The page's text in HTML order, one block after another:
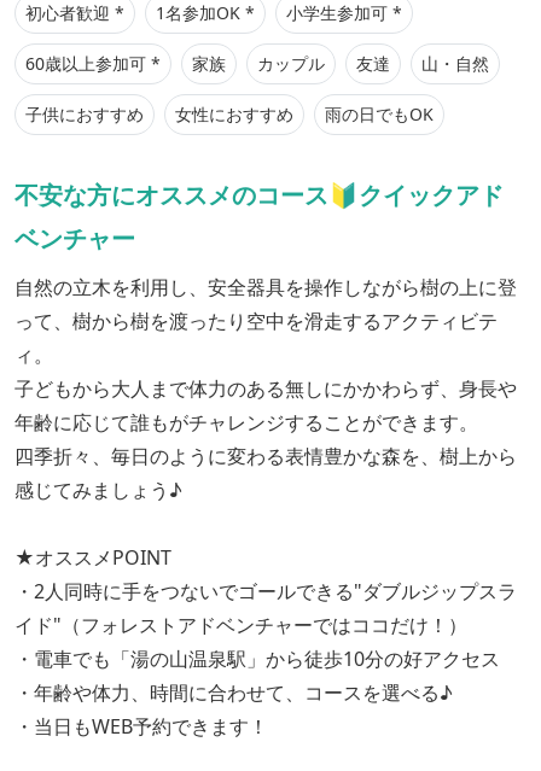
初心者歓迎 * 1名参加OK * 小学生参加可 *
60歳以上参加可 * 家族 カップル 友達 山・自然
子供におすすめ 女性におすすめ 雨の日でもOK
不安な方にオススメのコース🔰クイックアド
ベンチャー
自然の立木を利用し、安全器具を操作しながら樹の上に登
って、樹から樹を渡ったり空中を滑走するアクティビテ
ィ。
子どもから大人まで体力のある無しにかかわらず、身長や
年齢に応じて誰もがチャレンジすることができます。
四季折々、毎日のように変わる表情豊かな森を、樹上から
感じてみましょう♪
★オススメPOINT
・2人同時に手をつないでゴールできる"ダブルジップスラ
イド"（フォレストアドベンチャーではココだけ！）
・電車でも「湯の山温泉駅」から徒歩10分の好アクセス
・年齢や体力、時間に合わせて、コースを選べる♪
・当日もWEB予約できます！